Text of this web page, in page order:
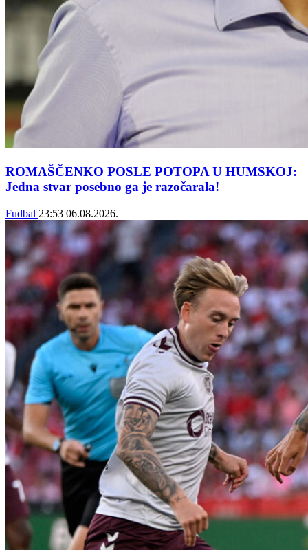
ROMAŠČENKO POSLE POTOPA U HUMSKOJ:
Jedna stvar posebno ga je razočarala!
Fudbal 23:53 06.08.2026.